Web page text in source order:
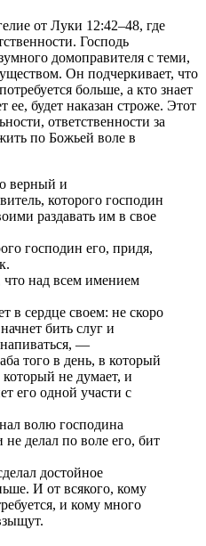
от Луки 12:42–48, где
Господь
домоправителя с теми,
Он подчеркивает, что
больше, а кто знает
будет наказан строже. Этот
ответственности за
по Божьей воле в
верный и
которого господин
раздавать им в свое
господин его, придя,
над всем имением
в сердце своем: не скоро
бить слуг и
—
того в день, в который
не думает, и
его одной участи с
волю господина
делал по воле его, бит
достойное
И от всякого, кому
и кому много